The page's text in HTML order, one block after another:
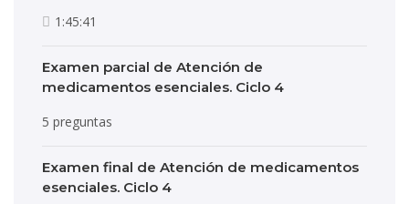
1:45:41
Examen parcial de Atención de
medicamentos esenciales. Ciclo 4
5 preguntas
Examen final de Atención de medicamentos
esenciales. Ciclo 4